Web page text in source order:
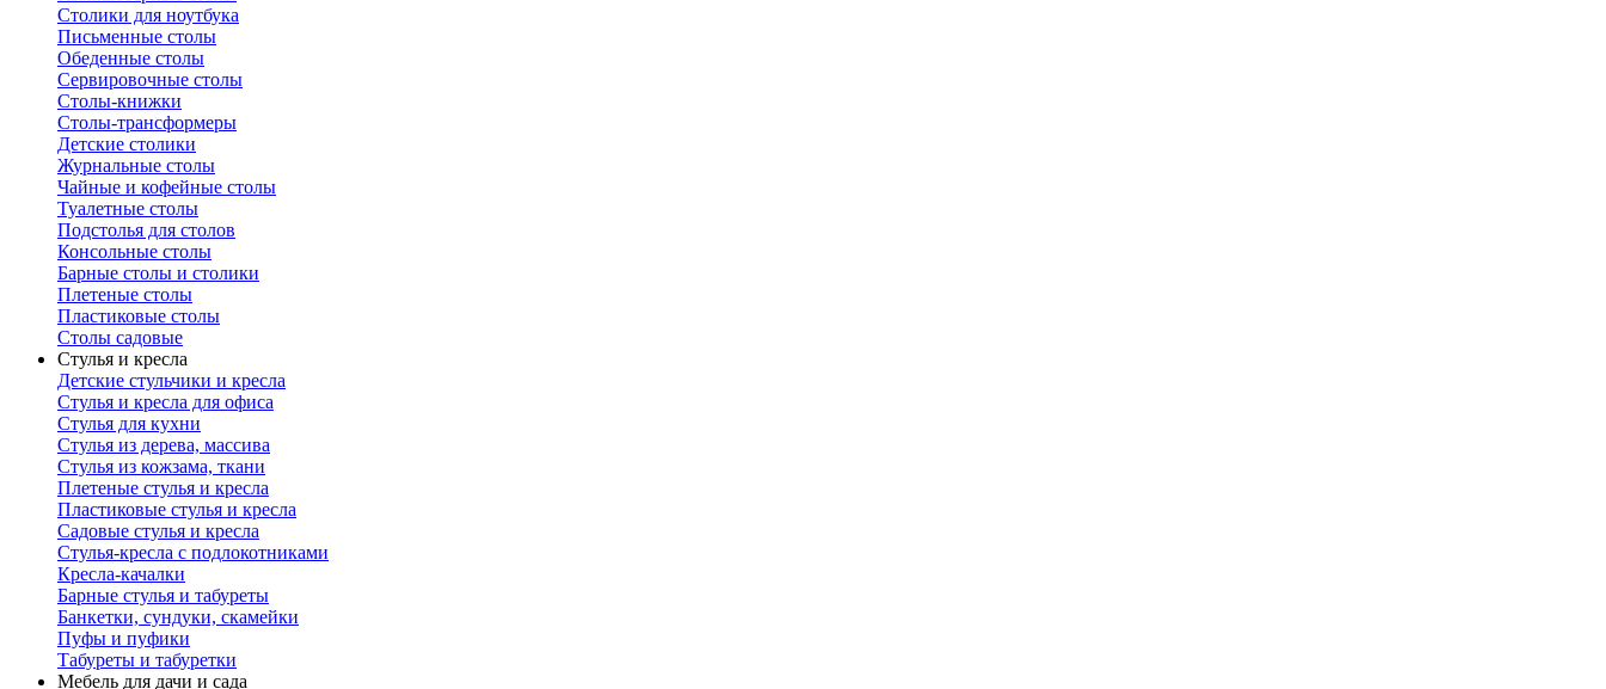
Столики для ноутбука
Письменные столы
Обеденные столы
Сервировочные столы
Столы-книжки
Столы-трансформеры
Детские столики
Журнальные столы
Чайные и кофейные столы
Туалетные столы
Подстолья для столов
Консольные столы
Барные столы и столики
Плетеные столы
Пластиковые столы
Столы садовые
Стулья и кресла
Детские стульчики и кресла
Стулья и кресла для офиса
Стулья для кухни
Стулья из дерева, массива
Стулья из кожзама, ткани
Плетеные стулья и кресла
Пластиковые стулья и кресла
Садовые стулья и кресла
Стулья-кресла с подлокотниками
Кресла-качалки
Барные стулья и табуреты
Банкетки, сундуки, скамейки
Пуфы и пуфики
Табуреты и табуретки
Мебель для дачи и сада